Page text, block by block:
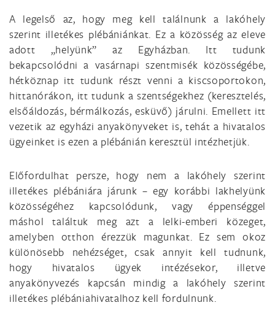
A legelső az, hogy meg kell találnunk a lakóhely
szerint illetékes plébániánkat. Ez a közösség az eleve
adott „helyünk” az Egyházban. Itt tudunk
bekapcsolódni a vasárnapi szentmisék közösségébe,
hétköznap itt tudunk részt venni a kiscsoportokon,
hittanórákon, itt tudunk a szentségekhez (keresztelés,
elsőáldozás, bérmálkozás, esküvő) járulni. Emellett itt
vezetik az egyházi anyakönyveket is, tehát a hivatalos
ügyeinket is ezen a plébánián keresztül intézhetjük.
Előfordulhat persze, hogy nem a lakóhely szerint
illetékes plébániára járunk – egy korábbi lakhelyünk
közösségéhez kapcsolódunk, vagy éppenséggel
máshol találtuk meg azt a lelki-emberi közeget,
amelyben otthon érezzük magunkat. Ez sem okoz
különösebb nehézséget, csak annyit kell tudnunk,
hogy hivatalos ügyek intézésekor, illetve
anyakönyvezés kapcsán mindig a lakóhely szerint
illetékes plébániahivatalhoz kell fordulnunk.